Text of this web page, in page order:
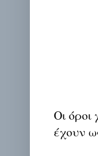
Οι όροι
έχουν